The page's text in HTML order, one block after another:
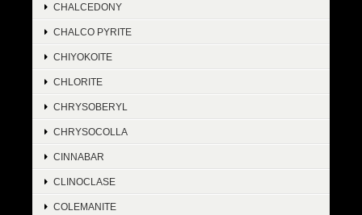
CHALCEDONY
CHALCO PYRITE
CHIYOKOITE
CHLORITE
CHRYSOBERYL
CHRYSOCOLLA
CINNABAR
CLINOCLASE
COLEMANITE